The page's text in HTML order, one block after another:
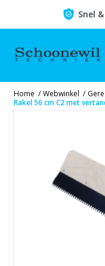
Snel
Home / Webwinkel /
Rakel 56 cm C2 met